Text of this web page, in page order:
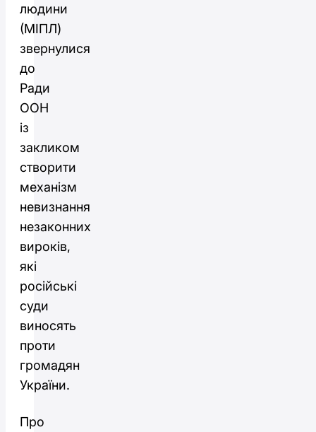
людини
(МІПЛ)
звернулися
до
Ради
ООН
із
закликом
створити
механізм
невизнання
незаконних
вироків,
які
російські
суди
виносять
проти
громадян
України.
Про